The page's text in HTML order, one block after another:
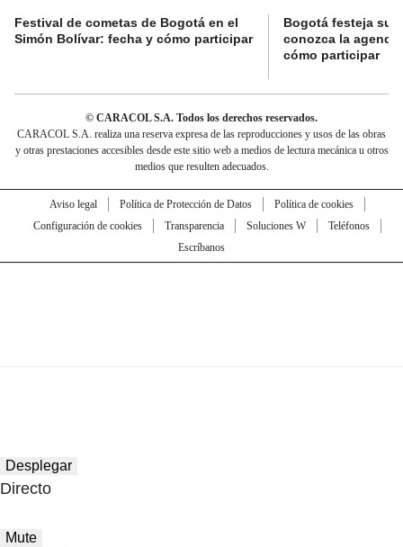
Festival de cometas de Bogotá en el
Simón Bolívar: fecha y cómo participar
Bogotá festeja su
conozca la
cómo participar
© CARACOL S.A. Todos los derechos reservados.
CARACOL S.A. realiza una reserva expresa de las reproducciones y usos de las obras
y otras prestaciones accesibles desde este sitio web a medios de lectura mecánica u otros
medios que resulten adecuados.
Aviso legal Política de Protección de Datos
Política de cookies
Configuración de cookies
Transparencia Soluciones W
Teléfonos
Escríbanos
Desplegar
Directo
Mute